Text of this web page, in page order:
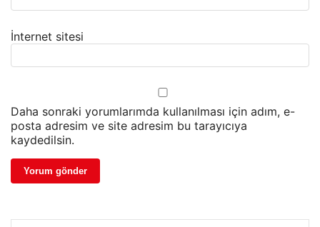
İnternet sitesi
Daha sonraki yorumlarımda kullanılması için adım, e-
posta adresim ve site adresim bu tarayıcıya
kaydedilsin.